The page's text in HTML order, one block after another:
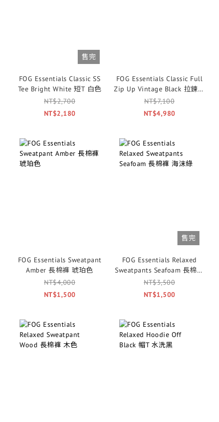
售完
FOG Essentials Classic SS
Tee Bright White 短T 白色
NT$2,700
NT$2,180
FOG Essentials Classic Full
Zip Up Vintage Black 拉鍊外
套 黑色
NT$7,100
NT$4,980
FOG Essentials Sweatpant
Amber 長棉褲 琥珀色
NT$4,000
NT$1,500
售完
FOG Essentials Relaxed
Sweatpants Seafoam 長棉褲
海沫綠
NT$3,500
NT$1,500